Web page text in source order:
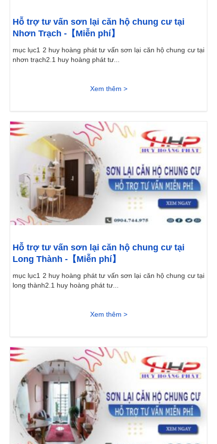
Hỗ trợ tư vấn sơn lại căn hộ chung cư tại
Nhơn Trạch -【Miễn phí】
mục lục1 2 huy hoàng phát tư vấn sơn lại căn hộ chung cư tại
nhơn trạch2.1 huy hoàng phát tư...
Xem thêm >
Hỗ trợ tư vấn sơn lại căn hộ chung cư tại
Long Thành -【Miễn phí】
mục lục1 2 huy hoàng phát tư vấn sơn lại căn hộ chung cư tại
long thành2.1 huy hoàng phát tư...
Xem thêm >